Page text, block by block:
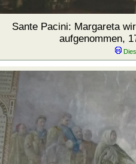
Sante Pacini: Margareta
aufgenommen,